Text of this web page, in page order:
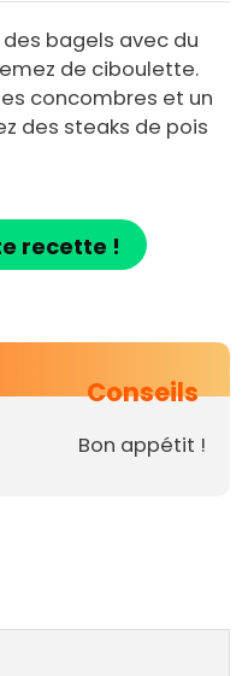
bagels avec du
de ciboulette.
concombres et un
des steaks de pois
recette !
Conseils
Bon appétit !